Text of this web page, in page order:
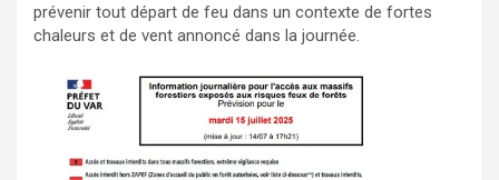
prévenir tout départ de feu dans un contexte de fortes
chaleurs et de vent annoncé dans la journée.